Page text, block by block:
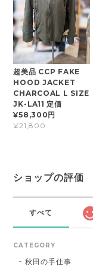
超美品 CCP FAKE
HOOD JACKET
CHARCOAL L SIZE
JK-LA11 定価
¥58,300円
¥21,800
ショップの評価
すべて
CATEGORY
秋田の手仕事